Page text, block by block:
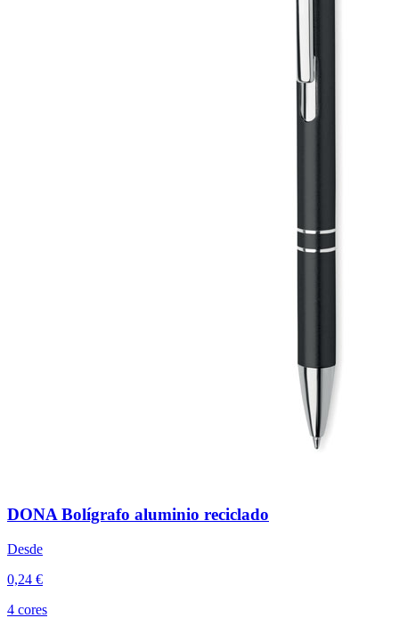
DONA Bolígrafo aluminio reciclado
Desde
0,24 €
4 cores